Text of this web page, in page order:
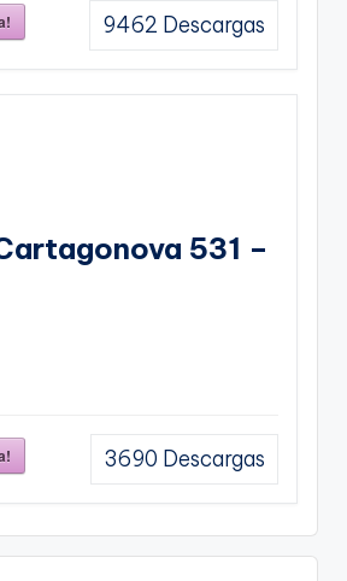
9462 Descargas
531 –
3690 Descargas